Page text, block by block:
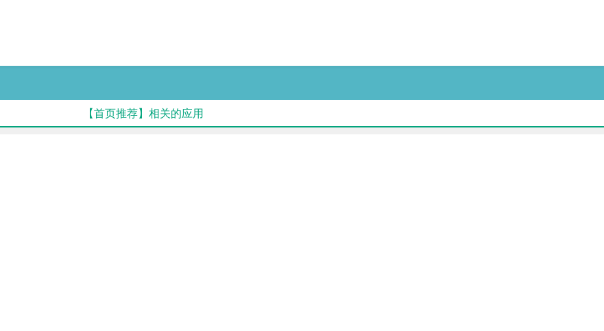
【首页推荐】相关的应用